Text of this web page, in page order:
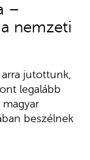
–
nemzeti
jutottunk,
legalább
beszélnek